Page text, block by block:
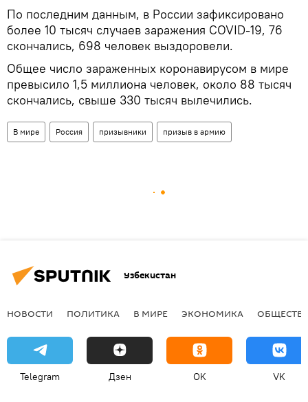
По последним данным, в России зафиксировано
более 10 тысяч случаев заражения COVID-19, 76
скончались, 698 человек выздоровели.
Общее число зараженных коронавирусом в мире
превысило 1,5 миллиона человек, около 88 тысяч
скончались, свыше 330 тысяч вылечились.
В мире Россия призывники призыв в армию
Узбекистан
НОВОСТИ ПОЛИТИКА В МИРЕ ЭКОНОМИКА
Telegram Дзен OK VK